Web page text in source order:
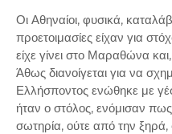
Οι Αθηναίοι, φυσικά,
προετοιμασίες είχαν για
είχε γίνει στο Μαραθώνα
Άθως διανοίγεται για να
Ελλήσποντος ενώθηκε με
ήταν ο στόλος, ενόμισαν
σωτηρία, ούτε από την ξηρά,